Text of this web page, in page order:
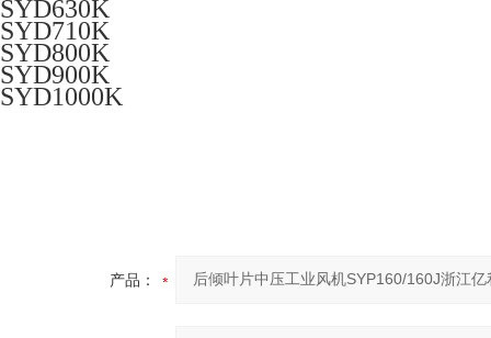
SYD630K
SYD710K
SYD800K
SYD900K
SYD1000K
产品：